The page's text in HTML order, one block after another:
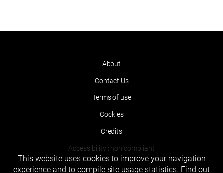
About
Contact Us
Terms of use
Cookies
Credits
Accessibility : non compliant
This website uses cookies to improve your navigation
experience and to compile site usage statistics. Find out